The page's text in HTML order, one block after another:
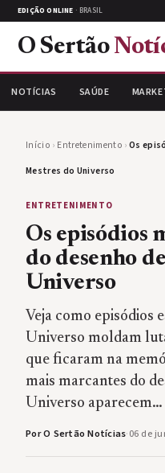
EDIÇÃO ONLINE · BRASIL
O Sertão
NOTÍCIAS SAÚDE
Início › Entretenimento ›Os
Mestres do Universo
ENTRETENIMENTO
Os episódios
do desenho
Universo
Veja como episódios
Universo moldam
que ficaram na
mais marcantes do
Universo aparecem…
Por O Sertão Notícias·06 de